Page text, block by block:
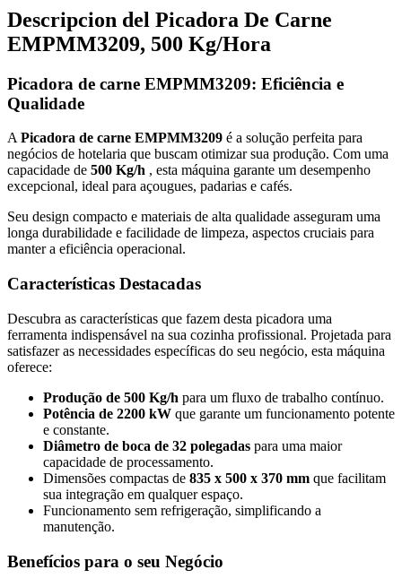
Descripcion del Picadora De Carne
EMPMM3209, 500 Kg/Hora
Picadora de carne EMPMM3209: Eficiência e
Qualidade
APicadora de carne EMPMM3209 é a solução perfeita para
negócios de hotelaria que buscam otimizar sua produção. Com uma
capacidade de 500 Kg/h , esta máquina garante um desempenho
excepcional, ideal para açougues, padarias e cafés.
Seu design compacto e materiais de alta qualidade asseguram uma
longa durabilidade e facilidade de limpeza, aspectos cruciais para
manter a eficiência operacional.
Características Destacadas
Descubra as características que fazem desta picadora uma
ferramenta indispensável na sua cozinha profissional. Projetada para
satisfazer as necessidades específicas do seu negócio, esta máquina
oferece:
Produção de 500 Kg/h para um fluxo de trabalho contínuo.
Potência de 2200 kW que garante um funcionamento potente
e constante.
Diâmetro de boca de 32 polegadas para uma maior
capacidade de processamento.
Dimensões compactas de 835 x 500 x 370 mm que facilitam
sua integração em qualquer espaço.
Funcionamento sem refrigeração, simplificando a
manutenção.
Benefícios para o seu Negócio